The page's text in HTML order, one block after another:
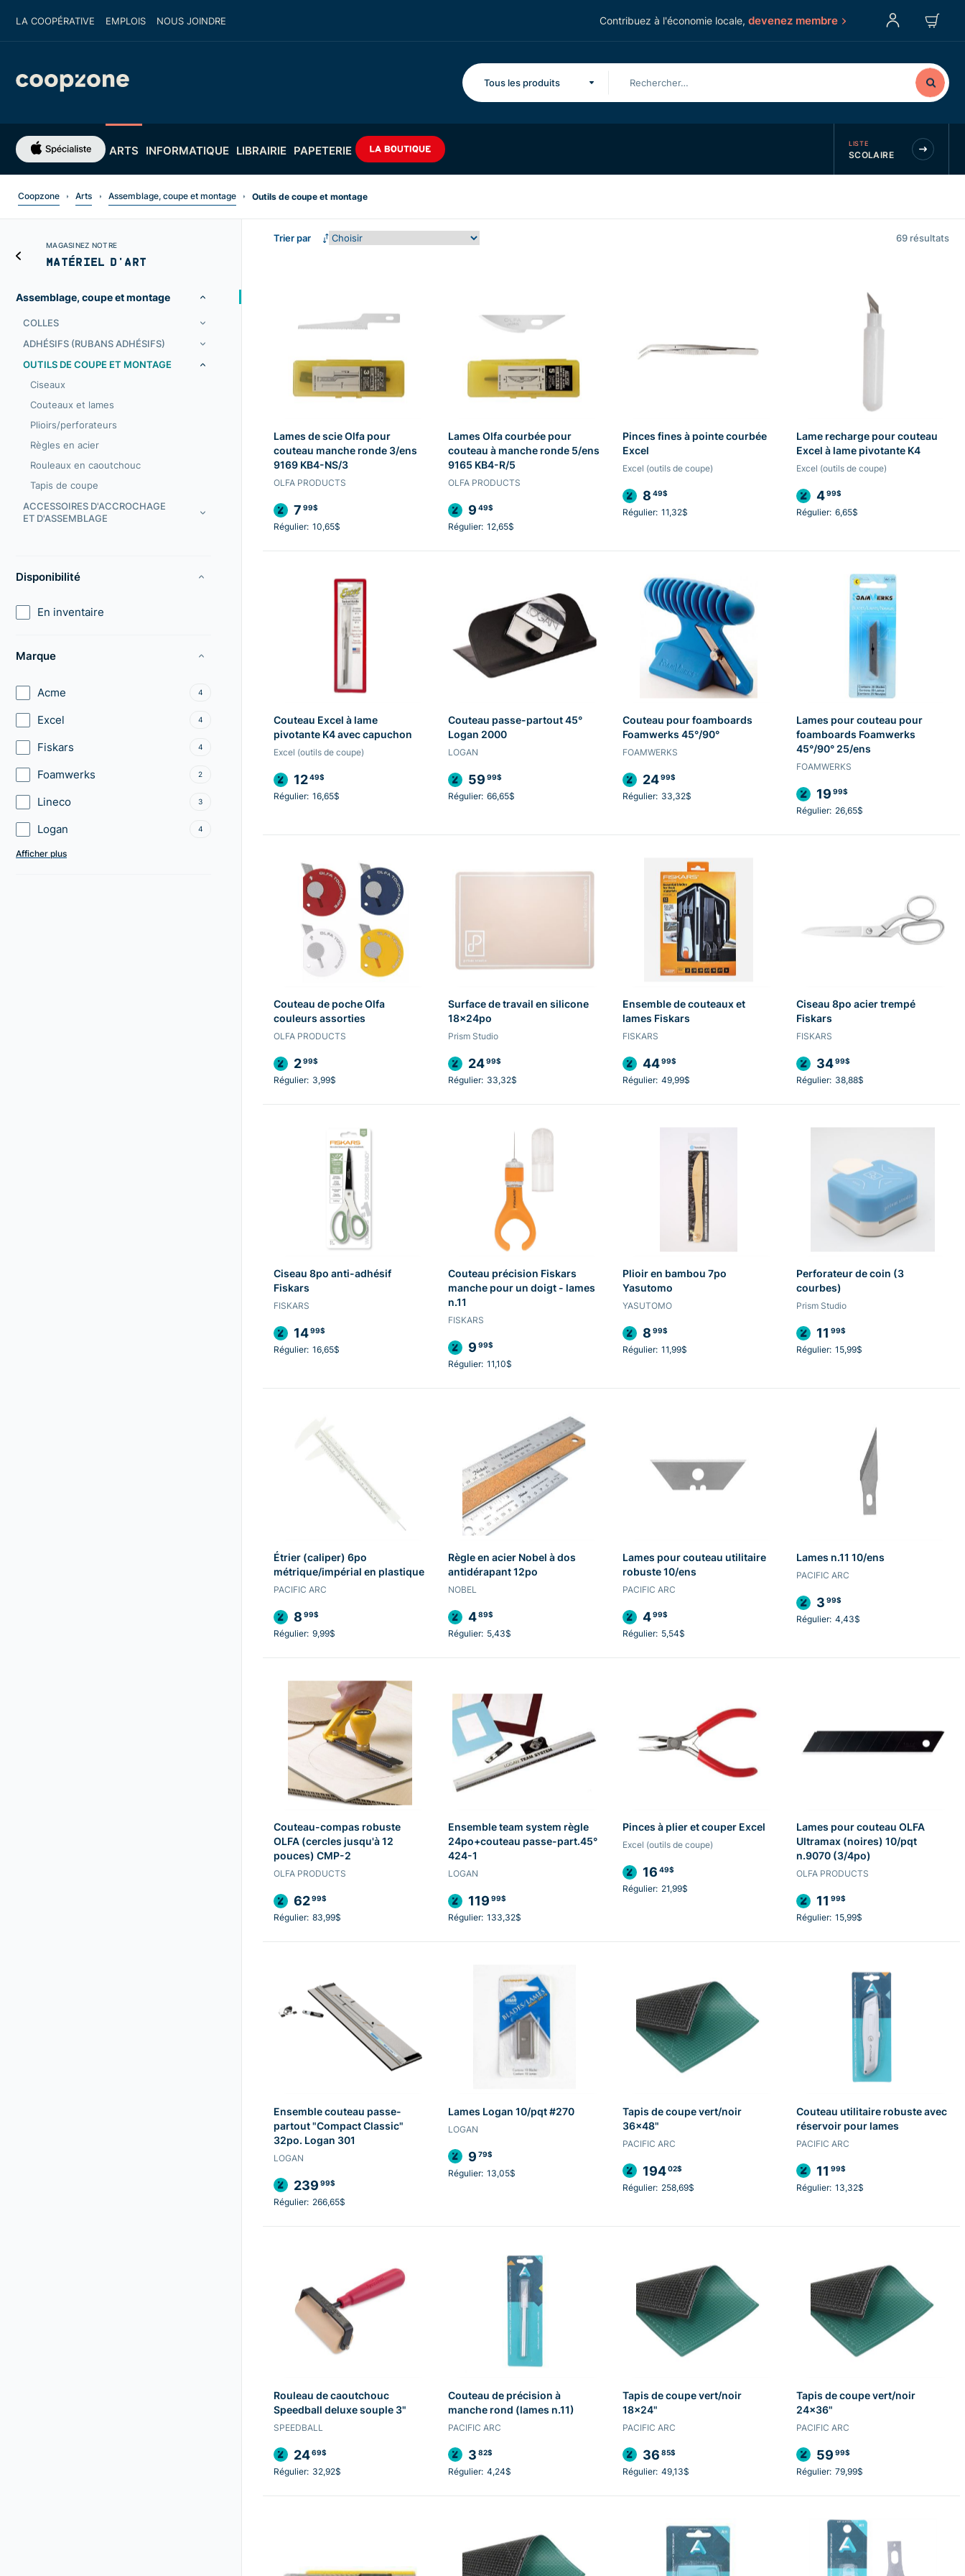
LA COOPÉRATIVE EMPLOIS NOUS JOINDRE Contribuez à l'économie locale, devenez membre
Tous les produits
ARTS INFORMATIQUE LIBRAIRIE PAPETERIE LISTE
SCOLAIRE
Coopzone Arts Assemblage, coupe et montage Outils de coupe et montage
MAGASINEZ NOTRE
MATÉRIEL D'ART
Assemblage, coupe et montage
COLLES
ADHÉSIFS (RUBANS ADHÉSIFS)
OUTILS DE COUPE ET MONTAGE
Ciseaux
Couteaux et lames
Plioirs/perforateurs
Règles en acier
Rouleaux en caoutchouc
Tapis de coupe
ACCESSOIRES D'ACCROCHAGE
ET D'ASSEMBLAGE
Disponibilité
En inventaire
Marque
Acme 4
Excel 4
Fiskars 4
Foamwerks 2
Lineco 3
Logan 4
Afficher plus
Trier par 69 résultats
Lames de scie Olfa pour
couteau manche ronde 3/ens
9169 KB4-NS/3
OLFA PRODUCTS
7 99$
Régulier: 10,65$
Lames Olfa courbée pour
couteau à manche ronde 5/ens
9165 KB4-R/5
OLFA PRODUCTS
9 49$
Régulier: 12,65$
Pinces fines à pointe courbée
Excel
Excel (outils de coupe)
8 49$
Régulier: 11,32$
Lame recharge pour couteau
Excel à lame pivotante K4
Excel (outils de coupe)
499$
Régulier: 6,65$
Couteau Excel à lame
pivotante K4 avec capuchon
Excel (outils de coupe)
1249$
Régulier: 16,65$
Couteau passe-partout 45°
Logan 2000
LOGAN
59 99$
Régulier: 66,65$
Couteau pour foamboards
Foamwerks 45°/90°
FOAMWERKS
2499$
Régulier: 33,32$
Lames pour couteau pour
foamboards Foamwerks
45°/90° 25/ens
FOAMWERKS
19 99$
Régulier: 26,65$
Couteau de poche Olfa
couleurs assorties
OLFA PRODUCTS
299$
Régulier: 3,99$
Surface de travail en silicone
18x24po
Prism Studio
2499$
Régulier: 33,32$
Ensemble de couteaux et
lames Fiskars
FISKARS
4499$
Régulier: 49,99$
Ciseau 8po acier trempé
Fiskars
FISKARS
3499$
Régulier: 38,88$
Ciseau 8po anti-adhésif
Fiskars
FISKARS
1499$
Régulier: 16,65$
Couteau précision Fiskars
manche pour un doigt - lames
n.11
FISKARS
9 99$
Régulier: 11,10$
Plioir en bambou 7po
Yasutomo
YASUTOMO
8 99$
Régulier: 11,99$
Perforateur de coin (3
courbes)
Prism Studio
11 99$
Régulier: 15,99$
Étrier (caliper) 6po
métrique/impérial en plastique
PACIFIC ARC
8 99$
Régulier: 9,99$
Règle en acier Nobel à dos
antidérapant 12po
NOBEL
489$
Régulier: 5,43$
Lames pour couteau utilitaire
robuste 10/ens
PACIFIC ARC
499$
Régulier: 5,54$
Lames n.11 10/ens
PACIFIC ARC
3 99$
Régulier: 4,43$
Couteau-compas robuste
OLFA (cercles jusqu'à 12
pouces) CMP-2
OLFA PRODUCTS
6299$
Régulier: 83,99$
Ensemble team system règle
24po+couteau passe-part.45°
424-1
LOGAN
119 99$
Régulier: 133,32$
Pinces à plier et couper Excel
Excel (outils de coupe)
16 49$
Régulier: 21,99$
Lames pour couteau OLFA
Ultramax (noires) 10/pqt
n.9070 (3/4po)
OLFA PRODUCTS
11 99$
Régulier: 15,99$
Ensemble couteau passe-
partout "Compact Classic"
32po. Logan 301
LOGAN
239 99$
Régulier: 266,65$
Lames Logan 10/pqt #270
LOGAN
9 79$
Régulier: 13,05$
Tapis de coupe vert/noir
36x48"
PACIFIC ARC
19402$
Régulier: 258,69$
Couteau utilitaire robuste avec
réservoir pour lames
PACIFIC ARC
11 99$
Régulier: 13,32$
Rouleau de caoutchouc
Speedball deluxe souple 3"
SPEEDBALL
2469$
Régulier: 32,92$
Couteau de précision à
manche rond (lames n.11)
PACIFIC ARC
3 82$
Régulier: 4,24$
Tapis de coupe vert/noir
18x24"
PACIFIC ARC
36 85$
Régulier: 49,13$
Tapis de coupe vert/noir
24x36"
PACIFIC ARC
59 99$
Régulier: 79,99$